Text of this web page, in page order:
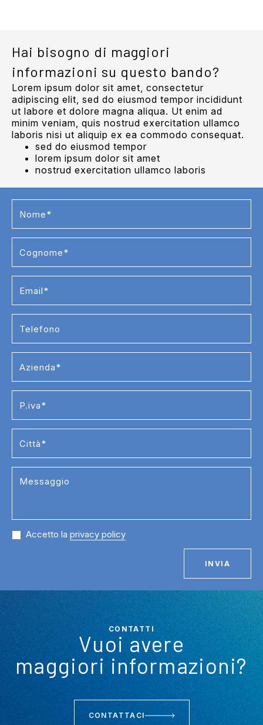
Hai bisogno di maggiori
informazioni su questo bando?
Lorem ipsum dolor sit amet, consectetur
adipiscing elit, sed do eiusmod tempor incididunt
ut labore et dolore magna aliqua. Ut enim ad
minim veniam, quis nostrud exercitation ullamco
laboris nisi ut aliquip ex ea commodo consequat.
sed do eiusmod tempor
lorem ipsum dolor sit amet
nostrud exercitation ullamco laboris
Us
Accetto la privacy policy
INVIA
CONTATTI
Vuoi avere
maggiori informazioni?
CONTATTACI